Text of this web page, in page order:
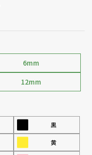
6mm
12mm
黒
黄